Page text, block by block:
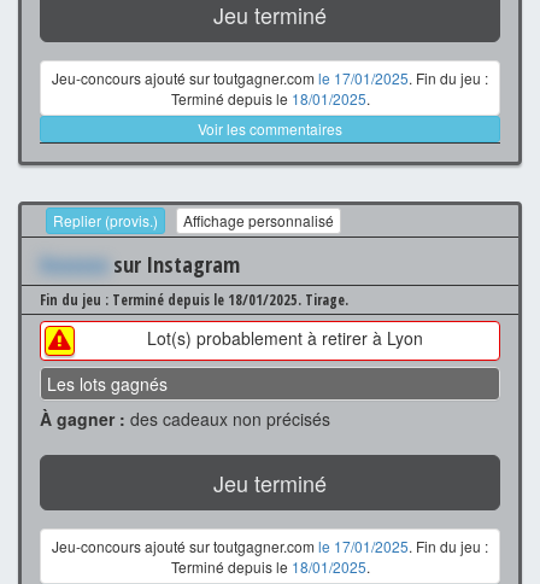
Jeu terminé
Jeu-concours ajouté sur toutgagner.com le 17/01/2025. Fin du jeu :
Terminé depuis le 18/01/2025.
Voir les commentaires
Replier (provis.) Affichage personnalisé
Xxxxxxx sur Instagram
Fin du jeu : Terminé depuis le 18/01/2025. Tirage.
Lot(s) probablement à retirer à Lyon
Les lots gagnés
À gagner : des cadeaux non précisés
Jeu terminé
Jeu-concours ajouté sur toutgagner.com le 17/01/2025. Fin du jeu :
Terminé depuis le 18/01/2025.